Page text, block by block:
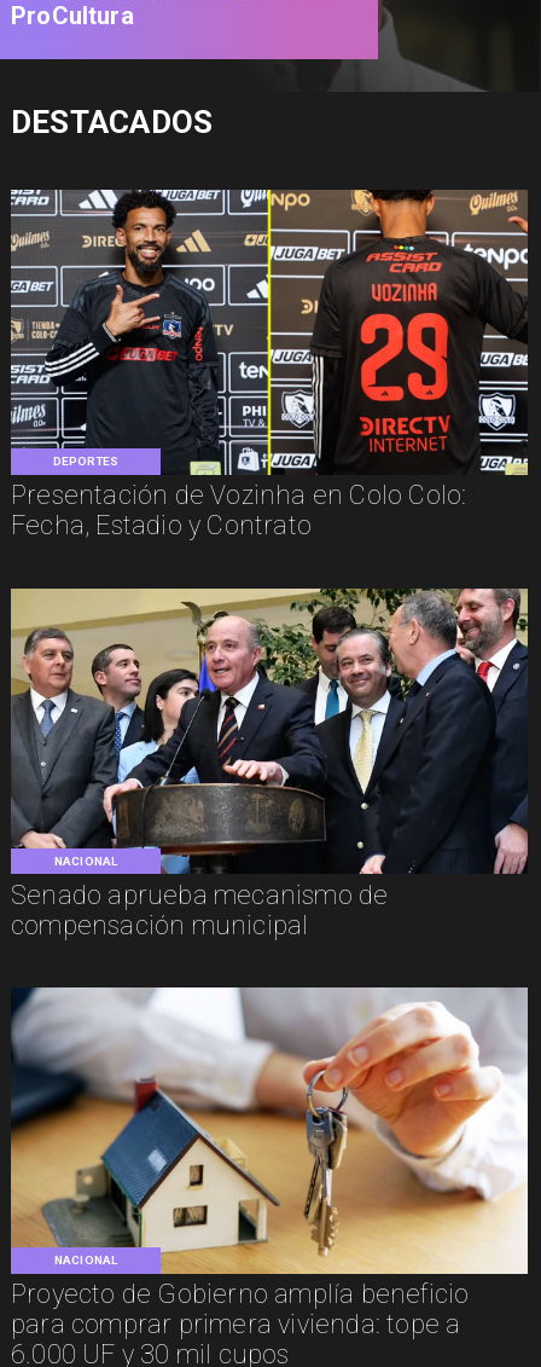
DEPORTES
Presentación de Vozinha en Colo Colo:
Fecha, Estadio y Contrato
NACIONAL
Senado aprueba mecanismo de
compensación municipal
NACIONAL
Proyecto de Gobierno amplía beneficio
para comprar primera vivienda: tope a
6.000 UF y 30 mil cupos
ProCultura
DESTACADOS